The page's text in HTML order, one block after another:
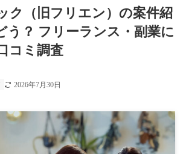
ク（旧フリエン）の案件紹
う？ フリーランス・副業に
コミ調査
2026年7月30日